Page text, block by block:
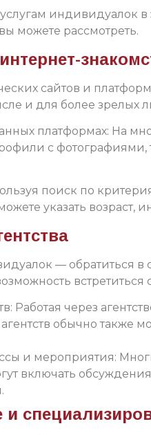
индивидуалок в
можете рассмотреть.
сайтов и
и для более
платформах: На
с
поиск по
указать
— обратиться в
Работая через
обычно также
и мероприятия:
включать
и